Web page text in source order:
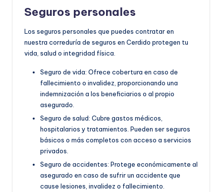
Seguros personales
Los seguros personales que puedes contratar en
nuestra correduría de seguros en Cerdido protegen tu
vida, salud o integridad física.
Seguro de vida: Ofrece cobertura en caso de
fallecimiento o invalidez, proporcionando una
indemnización a los beneficiarios o al propio
asegurado.
Seguro de salud: Cubre gastos médicos,
hospitalarios y tratamientos. Pueden ser seguros
básicos o más completos con acceso a servicios
privados.
Seguro de accidentes: Protege económicamente al
asegurado en caso de sufrir un accidente que
cause lesiones, invalidez o fallecimiento.